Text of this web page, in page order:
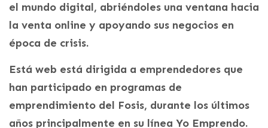
el mundo digital, abriéndoles una ventana hacia
la venta online y apoyando sus negocios en
época de crisis.
Está web está dirigida a emprendedores que
han participado en programas de
emprendimiento del Fosis, durante los últimos
años principalmente en su línea Yo Emprendo.